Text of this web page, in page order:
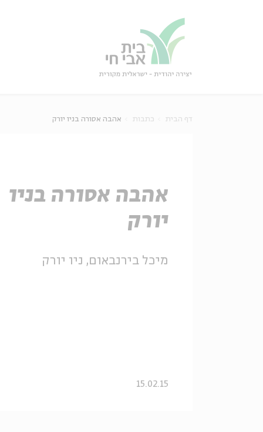
דף הבית כתבות אהבה אסורה בניו יורק
אהבה אסורה בניו
יורק
מיכל בירנבאום, ניו יורק
15.02.15